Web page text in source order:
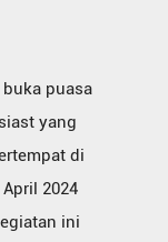
puasa
yang
di
2024
ini